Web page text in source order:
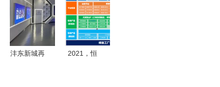
件开发新篇
章
工具？
沣东新城再
2021，恒